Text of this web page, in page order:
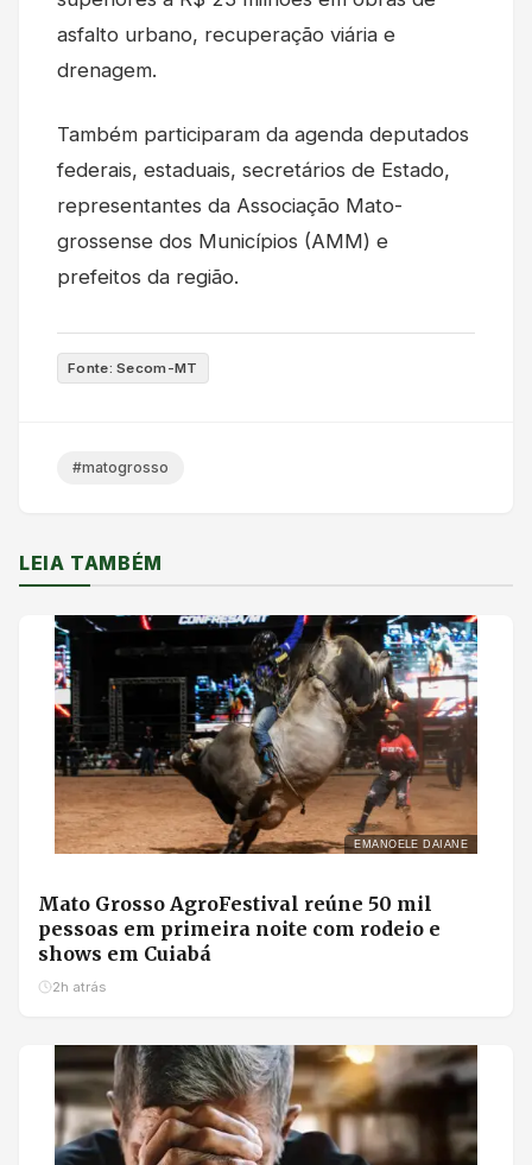
asfalto urbano, recuperação viária e
drenagem.
Também participaram da agenda deputados
federais, estaduais, secretários de Estado,
representantes da Associação Mato-
grossense dos Municípios (AMM) e
prefeitos da região.
Fonte: Secom-MT
#matogrosso
LEIA TAMBÉM
EMANOELE DAIANE
Mato Grosso AgroFestival reúne 50 mil
pessoas em primeira noite com rodeio e
shows em Cuiabá
2h atrás